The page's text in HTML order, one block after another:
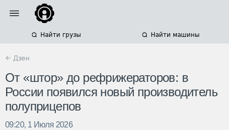
Найти грузы Найти машины
← Дзен
От «штор» до рефрижераторов: в
России появился новый производитель
полуприцепов
09:20, 1 Июля 2026